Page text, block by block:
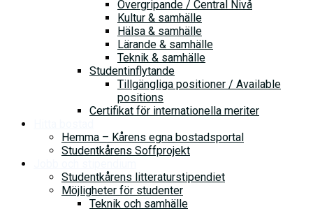
Övergripande / Central Nivå
Kultur & samhälle
Hälsa & samhälle
Lärande & samhälle
Teknik & samhälle
Studentinflytande
Tillgängliga positioner / Available
positions
Certifikat för internationella meriter
Hemma – Kårens egna bostadsportal
Studentkårens Soffprojekt
Studentkårens litteraturstipendiet
Möjligheter för studenter
Teknik och samhälle